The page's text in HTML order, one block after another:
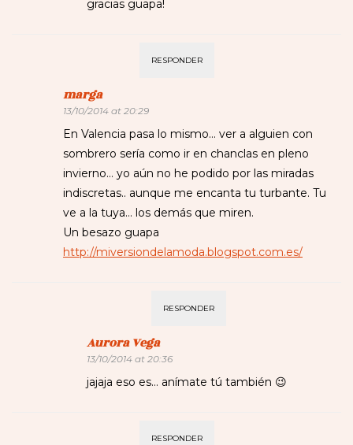
gracias guapa!
RESPONDER
marga
13/10/2014 at 20:29
En Valencia pasa lo mismo… ver a alguien con
sombrero sería como ir en chanclas en pleno
invierno… yo aún no he podido por las miradas
indiscretas.. aunque me encanta tu turbante. Tu
ve a la tuya… los demás que miren.
Un besazo guapa
http://miversiondelamoda.blogspot.com.es/
RESPONDER
Aurora Vega
13/10/2014 at 20:36
jajaja eso es… anímate tú también 😉
RESPONDER